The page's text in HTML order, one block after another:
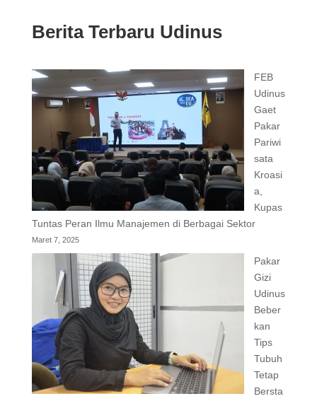
Berita Terbaru Udinus
FEB
Udinus
Gaet
Pakar
Pariwi
sata
Kroasi
a,
Kupas
Tuntas Peran Ilmu Manajemen di Berbagai Sektor
Maret 7, 2025
Pakar
Gizi
Udinus
Beber
kan
Tips
Tubuh
Tetap
Bersta